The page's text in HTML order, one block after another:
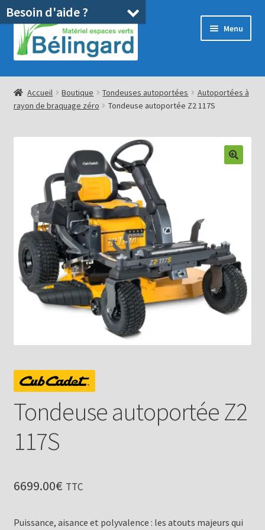
Aller
la
Aller
au
contenu
Menu
Accueil
Boutique
Location
Pièces détachées/SAV
Ouvrir
Occasions
Blog
Accueil Boutique Tondeuses autoportées
Autoportées à
rayon de braquage zéro
Tondeuse autoportée Z2 117S
Tondeuse autoportée Z2
117S
6699.00€ TTC
Puissance, aisance et polyvalence : les atouts majeurs qui
Besoin d'aide ?